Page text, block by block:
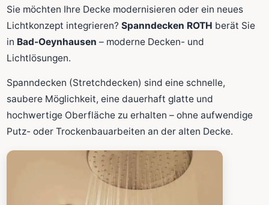
FLÄCHE (M²)
Fläche wird in den großen Rechner übernommen.
Sie möchten Ihre Decke modernisieren oder ein neues
Lichtkonzept integrieren?Spanndecken ROTH berät Sie
in Bad-Oeynhausen – moderne Decken- und
Lichtlösungen.
Spanndecken (Stretchdecken) sind eine schnelle,
saubere Möglichkeit, eine dauerhaft glatte und
hochwertige Oberfläche zu erhalten – ohne aufwendige
Putz- oder Trockenbauarbeiten an der alten Decke.